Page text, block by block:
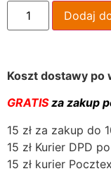
Dodaj
Koszt dostawy po
GRATISza zakup
15 zł za zakup do
15 zł Kurier DPD
15 zł kurier